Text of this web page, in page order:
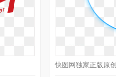
快图网独家正版原